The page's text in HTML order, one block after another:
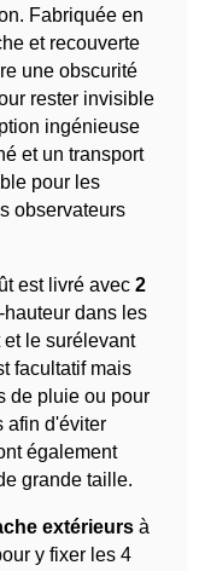
Fabriquée en
et recouverte
une obscurité
rester invisible
ingénieuse
et un transport
pour les
observateurs
est livré avec 2
dans les
le surélevant
facultatif mais
de pluie ou pour
afin d'éviter
également
grande taille.
extérieurs à
y fixer les 4